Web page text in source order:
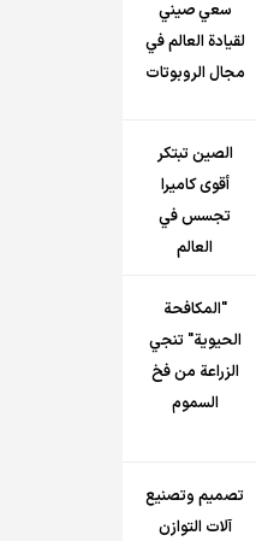
سعي صيني
لقيادة العالم في
مجال الروبوتات
الصين تبتكر
أقوى كاميرا
تجسس في
العالم
"المكافحة
الحيوية" تنجي
الزراعة من فخ
السموم
تصميم وتصنيع
آلات التوازن